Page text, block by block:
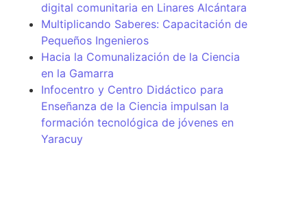
digital comunitaria en Linares Alcántara
Multiplicando Saberes: Capacitación de
Pequeños Ingenieros
Hacia la Comunalización de la Ciencia
en la Gamarra
Infocentro y Centro Didáctico para
Enseñanza de la Ciencia impulsan la
formación tecnológica de jóvenes en
Yaracuy